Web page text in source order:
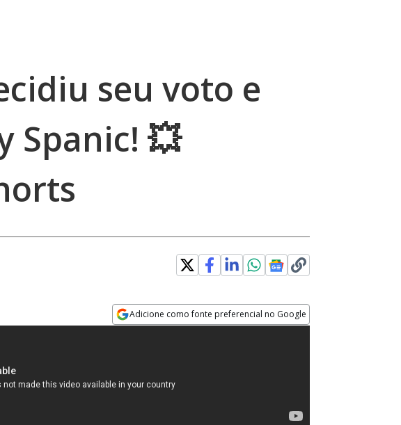
seu voto e
Spanic! 💥
Adicione como fonte preferencial no Google